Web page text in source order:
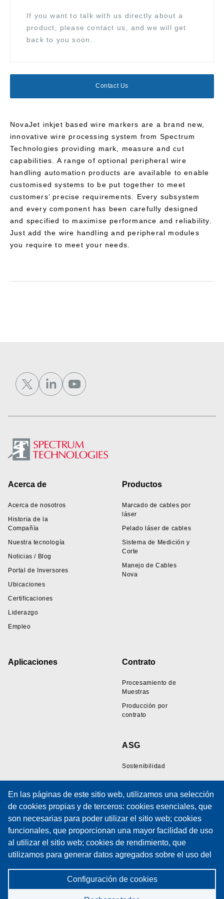
NovaJet inkjet based wire markers are a brand new,
innovative wire processing system from Spectrum
Technologies providing mark, measure and cut
capabilities. A range of optional peripheral wire
handling automation products are available to enable
customised systems to be put together to meet
customers’ precise requirements. Every subsystem
and every component has been carefully designed
and specified to maximise performance and reliability.
Just add the wire handling and peripheral modules
you require to meet your needs.
If you want to talk with us directly about a
product, please contact us, and we will get
back to you soon.
Contact Us
En las páginas de este sitio web, utilizamos una selección
de cookies propias y de terceros: cookies esenciales, que
son necesarias para poder utilizar el sitio web; cookies
funcionales, que proporcionan una mayor facilidad de uso
al utilizar el sitio web; cookies de rendimiento, que
utilizamos para generar datos agregados sobre el uso del
utilizan para mostrar contenidos y publicidad relevantes.
Si elige "ACEPTAR TODAS", consiente el uso de todas
Configuración de cookies
Footer
Acerca de
Acerca de nosotros
Historia de la
Compañía
Nuestra tecnología
Noticias / Blog
Portal de Inversores
Ubicaciones
Certificaciones
Liderazgo
Empleo
Productos
Marcado de cables por
láser
Pelado láser de cables
Sistema de Medición y
Corte
Manejo de Cables
Nova
Aplicaciones Contrato
Procesamiento de
Muestras
Producción por
contrato
ASG
Sostenibilidad
Recursos
Galería de Muestras
de Cables
Artículos Técnicos
Políticas
Soporte
Soporte Técnico
Formación
Formulario de solicitud
de servicio
Mantenimiento